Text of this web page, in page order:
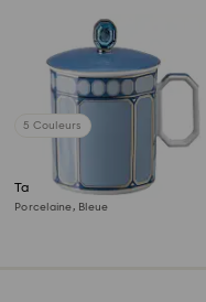
5 Couleurs
Tasse avec couvercle Signum
Porcelaine, Bleue